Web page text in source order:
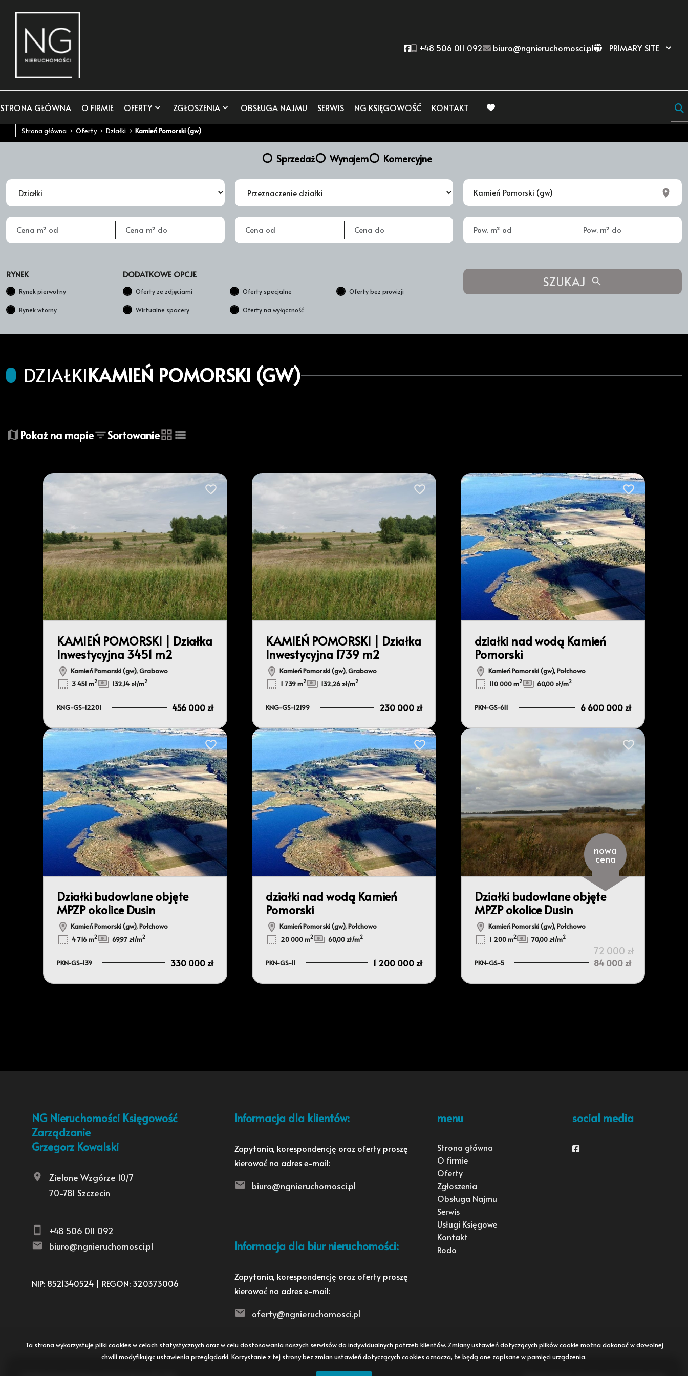
Social link
+48 506 011 092 biuro@ngnieruchomosci.pl
STRONA GŁÓWNA O FIRMIE OFERTY ZGŁOSZENIA OBSŁUGA NAJMU SERWIS NG KSIĘGOWOŚĆ KONTAKT
favorite
Strona główna Oferty Działki Kamień Pomorski (gw)
Sprzedaż Wynajem Komercyjne
RYNEK
Rynek pierwotny
Rynek wtorny
DODATKOWE OPCJE
Oferty ze zdjęciami Oferty specjalne Oferty bez prowizji
Wirtualne spacery Oferty na wyłączność
SZUKAJ
DZIAŁKIKAMIEŃ POMORSKI (GW)
4
−Pokaż na mapie Sortowanie
tabela
lista
Dodaj do ulubionych
KAMIEŃ POMORSKI | Działka
Inwestycyjna 3451 m2
Kamień Pomorski (gw), Grabowo
3 451 m2 132,14 zł/m2
KNG-GS-12201 456 000 zł
Dodaj do ulubionych
KAMIEŃ POMORSKI | Działka
Inwestycyjna 1739 m2
Kamień Pomorski (gw), Grabowo
1 739 m2 132,26 zł/m2
KNG-GS-12199 230 000 zł
Dodaj do
działki nad wodą Kamień
Pomorski
Kamień Pomorski (gw), Połchowo
110 000 m2 60,00 zł/m2
PKN-GS-611 6 600 000 zł
Dodaj do ulubionych
Działki budowlane objęte
MPZP okolice Dusin
Kamień Pomorski (gw), Połchowo
4 716 m2 69,97 zł/m2
PKN-GS-139 330 000 zł
Dodaj do ulubionych
działki nad wodą Kamień
Pomorski
Kamień Pomorski (gw), Połchowo
20 000 m2 60,00 zł/m2
PKN-GS-11 1 200 000 zł
Dodaj do
nowa
cena
Działki budowlane objęte
MPZP okolice Dusin
Kamień Pomorski (gw), Połchowo
1 200 m2 70,00 zł/m2
72 000 zł
PKN-GS-5 84 000 zł
NG Nieruchomości Księgowość
Zarządzanie
Grzegorz Kowalski
Zielone Wzgórze 10/7
70-781 Szczecin
+48 506 011 092
biuro@ngnieruchomosci.pl
NIP: 8521340524 | REGON: 320373006
Informacja dla klientów:
Zapytania, korespondencję oraz oferty proszę
kierować na adres e-mail:
biuro@ngnieruchomosci.pl
Informacja dla biur nieruchomości:
Zapytania, korespondencję oraz oferty proszę
kierować na adres e-mail:
oferty@ngnieruchomosci.pl
menu
Strona główna
O firmie
Oferty
Zgłoszenia
Obsługa Najmu
Serwis
Usługi Księgowe
Kontakt
Rodo
social media
Facebook
Ta strona wykorzystuje pliki cookies w celach statystycznych oraz w celu dostosowania naszych serwisów do indywidualnych potrzeb klientów. Zmiany ustawień dotyczących plików cookie można dokonać w dowolnej
chwili modyfikując ustawienia przeglądarki. Korzystanie z tej strony bez zmian ustawień dotyczących cookies oznacza, że będą one zapisane w pamięci urządzenia.